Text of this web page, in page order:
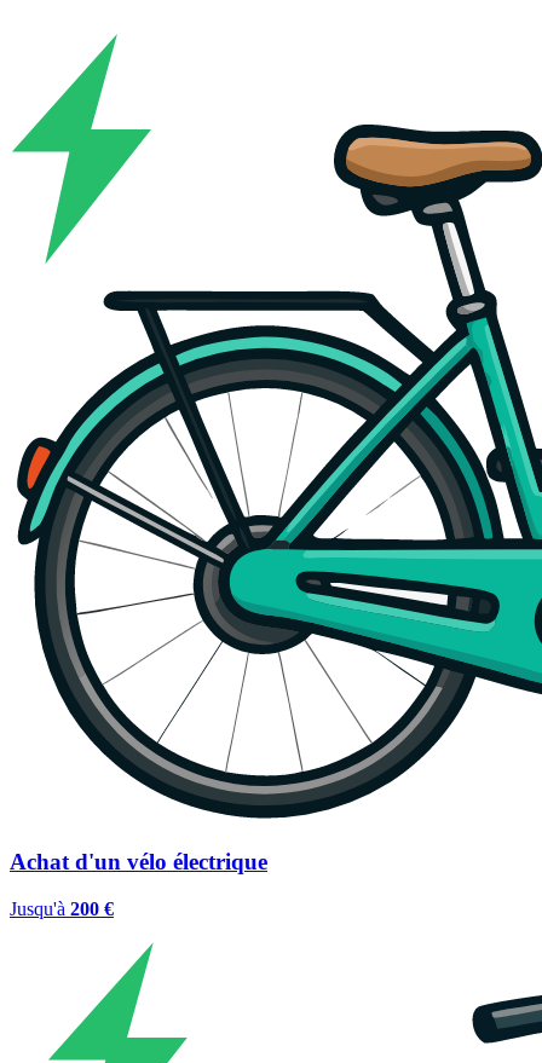
Achat d'un vélo électrique
Jusqu'à 200 €